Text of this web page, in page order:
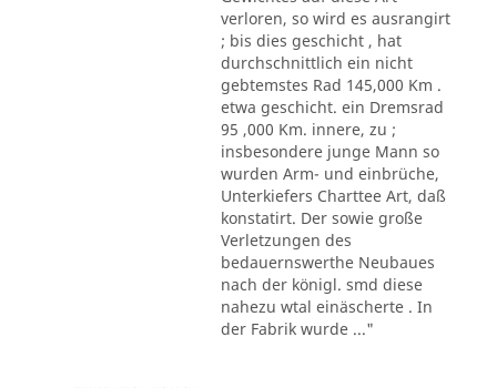
verloren, so wird es ausrangirt
; bis dies geschicht , hat
durchschnittlich ein nicht
gebtemstes Rad 145,000 Km .
etwa geschicht. ein Dremsrad
95 ,000 Km. innere, zu ;
insbesondere junge Mann so
wurden Arm- und einbrüche,
Unterkiefers Charttee Art, daß
konstatirt. Der sowie große
Verletzungen des
bedauernswerthe Neubaues
nach der königl. smd diese
nahezu wtal einäscherte . In
der Fabrik wurde ..."